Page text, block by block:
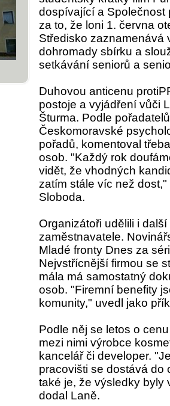
dospívající a Společnost
za to, že loni 1. června
Středisko zaznamenává
dohromady sbírku a
setkávání seniorů a
Duhovou anticenu
postoje a vyjádření vůči
Šturma. Podle
Českomoravské
pořadů, komentoval
osob. "Každý rok
vidět, že vhodných
zatím stále víc než
Sloboda.
Organizátoři udělili i
zaměstnavatele.
Mladé fronty Dnes za
Nejvstřícnější firmou se
mála má samostatný
osob. "Firemní benefity
komunity," uvedl jako
Podle něj se letos o
mezi nimi výrobce
kancelář či developer.
pracovišti se dostává do
také je, že výsledky byly
dodal Laně.